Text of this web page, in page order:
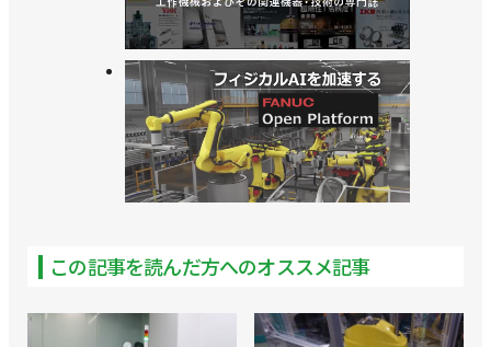
この記事を読んだ方へのオススメ記事